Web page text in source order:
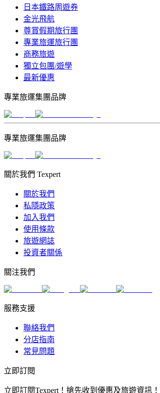
日本鐵路周遊券
金光飛航
尊賞假期旅行團
專業旅運旅行團
商務旅遊
獨立包團/遊學
最新優惠
專業旅運集團品牌
專業旅運集團品牌
關於我們 Texpert
關於我們
私隱政策
加入我們
使用條款
旅遊網誌
投資者關係
關注我們
服務支援
聯絡我們
分店指南
常見問題
立即訂閱
立即訂閱Texpert！搶先收到優惠及旅遊資訊！